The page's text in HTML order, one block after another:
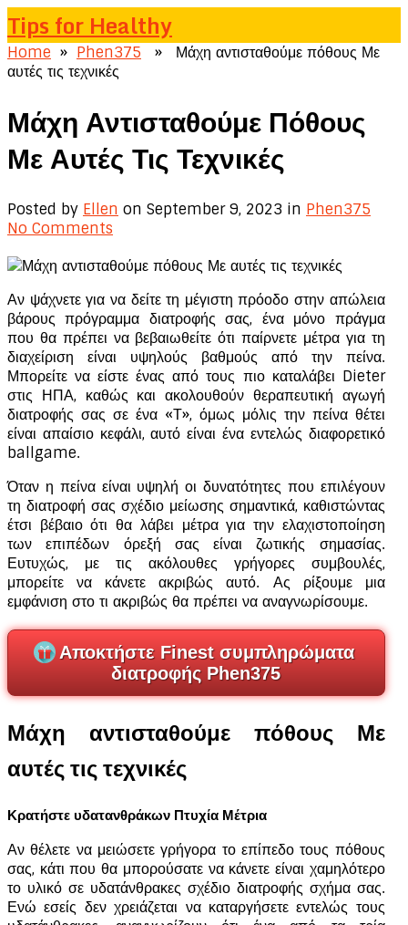
Tips for Healthy
Home » Phen375 » Μάχη αντισταθούμε πόθους Με
αυτές τις τεχνικές
Μάχη Αντισταθούμε Πόθους
Με Αυτές Τις Τεχνικές
Posted by Ellen on September 9, 2023 in Phen375
No Comments
Αν ψάχνετε για να δείτε τη μέγιστη πρόοδο στην απώλεια
βάρους πρόγραμμα διατροφής σας, ένα μόνο πράγμα
που θα πρέπει να βεβαιωθείτε ότι παίρνετε μέτρα για τη
διαχείριση είναι υψηλούς βαθμούς από την πείνα.
Μπορείτε να είστε ένας από τους πιο καταλάβει Dieter
στις ΗΠΑ, καθώς και ακολουθούν θεραπευτική αγωγή
διατροφής σας σε ένα «Τ», όμως μόλις την πείνα θέτει
είναι απαίσιο κεφάλι, αυτό είναι ένα εντελώς διαφορετικό
ballgame.
Όταν η πείνα είναι υψηλή οι δυνατότητες που επιλέγουν
τη διατροφή σας σχέδιο μείωσης σημαντικά, καθιστώντας
έτσι βέβαιο ότι θα λάβει μέτρα για την ελαχιστοποίηση
των επιπέδων όρεξή σας είναι ζωτικής σημασίας.
Ευτυχώς, με τις ακόλουθες γρήγορες συμβουλές,
μπορείτε να κάνετε ακριβώς αυτό. Ας ρίξουμε μια
εμφάνιση στο τι ακριβώς θα πρέπει να αναγνωρίσουμε.
Αποκτήστε Finest συμπληρώματα
διατροφής Phen375
Μάχη αντισταθούμε πόθους Με
αυτές τις τεχνικές
Κρατήστε υδατανθράκων Πτυχία Μέτρια
Αν θέλετε να μειώσετε γρήγορα το επίπεδο τους πόθους
σας, κάτι που θα μπορούσατε να κάνετε είναι χαμηλότερο
το υλικό σε υδατάνθρακες σχέδιο διατροφής σχήμα σας.
Ενώ εσείς δεν χρειάζεται να καταργήσετε εντελώς τους